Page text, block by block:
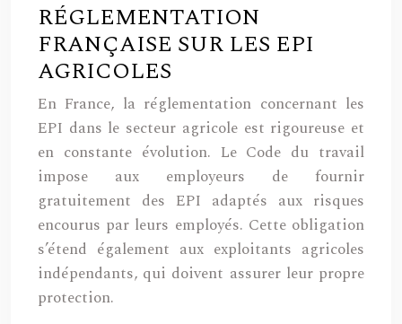
RÉGLEMENTATION
FRANÇAISE SUR LES EPI
AGRICOLES
En France, la réglementation concernant les
EPI dans le secteur agricole est rigoureuse et
en constante évolution. Le Code du travail
impose aux employeurs de fournir
gratuitement des EPI adaptés aux risques
encourus par leurs employés. Cette obligation
s’étend également aux exploitants agricoles
indépendants, qui doivent assurer leur propre
protection.